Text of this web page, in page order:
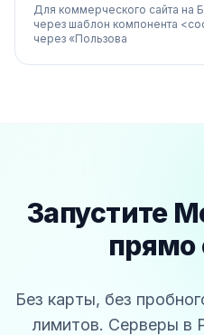
Для коммерческого сайта на
через шаблон компонента
через «Пользова
Запустите
прямо
Без карты, без
лимитов. Серверы в